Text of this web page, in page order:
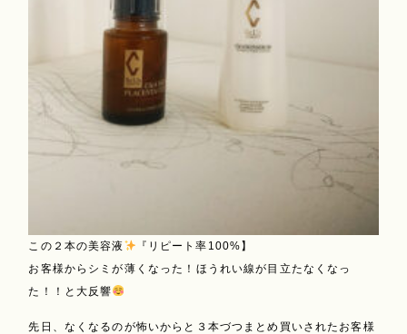
この２本の美容液 『リピート率100%】
お客様からシミが薄くなった！ほうれい線が目立たなくなっ
た！！と大反響
先日、なくなるのが怖いからと３本づつまとめ買いされたお客様